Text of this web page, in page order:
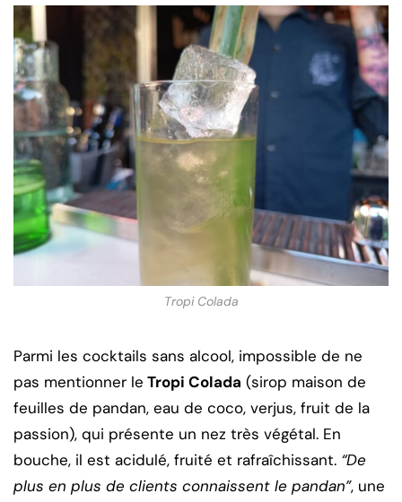
Tropi Colada
Parmi les cocktails sans alcool, impossible de ne
pas mentionner le Tropi Colada (sirop maison de
feuilles de pandan, eau de coco, verjus, fruit de la
passion), qui présente un nez très végétal. En
bouche, il est acidulé, fruité et rafraîchissant. “De
plus en plus de clients connaissent le pandan”, une